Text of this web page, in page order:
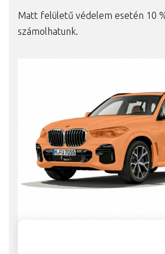
Matt felületű védelem esetén 10
számolhatunk.